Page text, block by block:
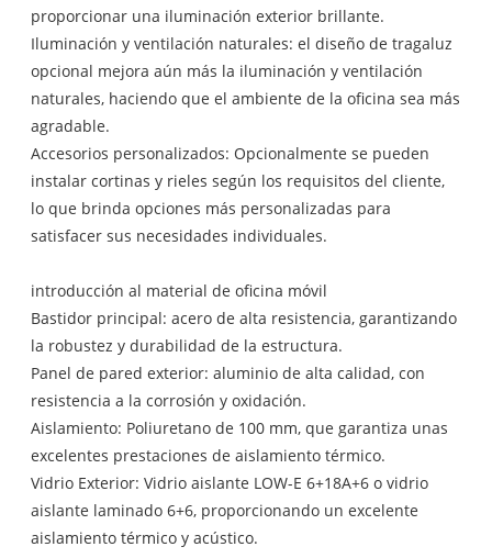
proporcionar una iluminación exterior brillante.
Iluminación y ventilación naturales: el diseño de tragaluz
opcional mejora aún más la iluminación y ventilación
naturales, haciendo que el ambiente de la oficina sea más
agradable.
Accesorios personalizados: Opcionalmente se pueden
instalar cortinas y rieles según los requisitos del cliente,
lo que brinda opciones más personalizadas para
satisfacer sus necesidades individuales.
introducción al material de oficina móvil
Bastidor principal: acero de alta resistencia, garantizando
la robustez y durabilidad de la estructura.
Panel de pared exterior: aluminio de alta calidad, con
resistencia a la corrosión y oxidación.
Aislamiento: Poliuretano de 100 mm, que garantiza unas
excelentes prestaciones de aislamiento térmico.
Vidrio Exterior: Vidrio aislante LOW-E 6+18A+6 o vidrio
aislante laminado 6+6, proporcionando un excelente
aislamiento térmico y acústico.